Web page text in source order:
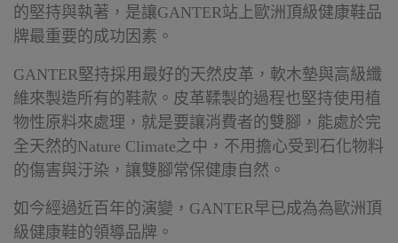
的堅持與執著，是讓GANTER站上歐洲頂級健康鞋品
牌最重要的成功因素。
GANTER堅持採用最好的天然皮革，軟木墊與高級纖
維來製造所有的鞋款。皮革鞣製的過程也堅持使用植
物性原料來處理，就是要讓消費者的雙腳，能處於完
全天然的Nature Climate之中，不用擔心受到石化物料
的傷害與汙染，讓雙腳常保健康自然。
如今經過近百年的演變，GANTER早已成為為歐洲頂
級健康鞋的領導品牌。